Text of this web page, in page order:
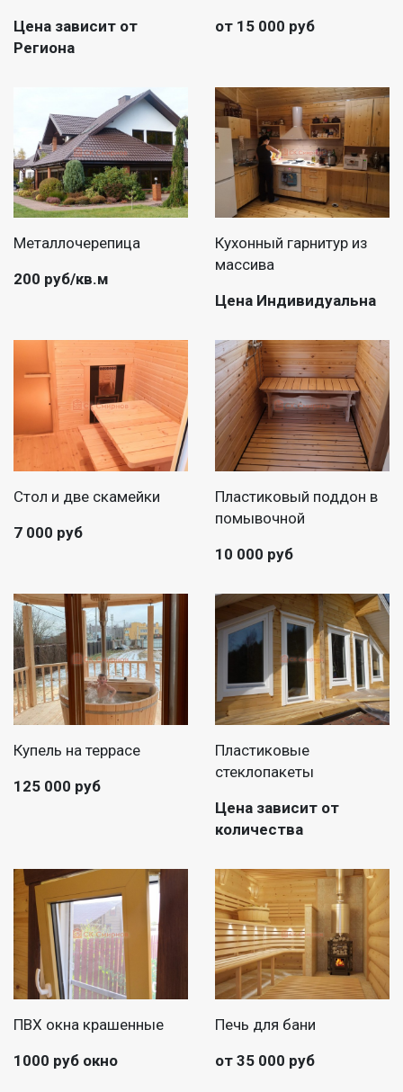
Цена зависит от
Региона
от 15 000 руб
Металлочерепица
200 руб/кв.м
Кухонный гарнитур из
массива
Цена Индивидуальна
Стол и две скамейки
7 000 руб
Пластиковый поддон в
помывочной
10 000 руб
Купель на террасе
125 000 руб
Пластиковые
стеклопакеты
Цена зависит от
количества
ПВХ окна крашенные
1000 руб окно
Печь для бани
от 35 000 руб